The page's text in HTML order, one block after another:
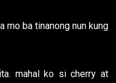
mo ba tinanong nun kung
mahal ko si cherry at